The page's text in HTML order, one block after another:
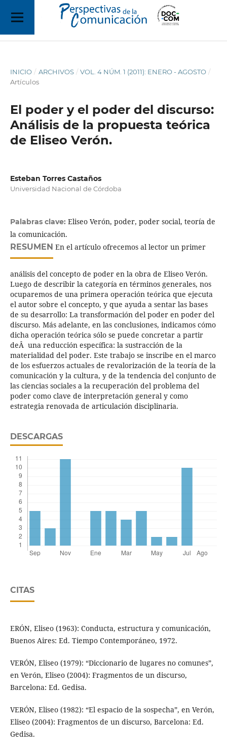
INICIO / ARCHIVOS / VOL. 4 NÚM. 1 (2011): ENERO - AGOSTO /
Artículos
El poder y el poder del discurso:
Análisis de la propuesta teórica
de Eliseo Verón.
Esteban Torres Castaños
Universidad Nacional de Córdoba
Palabras clave: Eliseo Verón, poder, poder social, teoría de
la comunicación.
RESUMEN En el artículo ofrecemos al lector un primer
análisis del concepto de poder en la obra de Eliseo Verón.
Luego de describir la categoría en términos generales, nos
ocuparemos de una primera operación teórica que ejecuta
el autor sobre el concepto, y que ayuda a sentar las bases
de su desarrollo: La transformación del poder en poder del
discurso. Más adelante, en las conclusiones, indicamos cómo
dicha operación teórica sólo se puede concretar a partir
deÂ una reducción específica: la sustracción de la
materialidad del poder. Este trabajo se inscribe en el marco
de los esfuerzos actuales de revalorización de la teoría de la
comunicación y la cultura, y de la tendencia del conjunto de
las ciencias sociales a la recuperación del problema del
poder como clave de interpretación general y como
estrategia renovada de articulación disciplinaria.
DESCARGAS
CITAS
ERÓN, Eliseo (1963): Conducta, estructura y comunicación,
Buenos Aires: Ed. Tiempo Contemporáneo, 1972.
VERÓN, Eliseo (1979): “Diccionario de lugares no comunes”,
en Verón, Eliseo (2004): Fragmentos de un discurso,
Barcelona: Ed. Gedisa.
VERÓN, Eliseo (1982): “El espacio de la sospecha”, en Verón,
Eliseo (2004): Fragmentos de un discurso, Barcelona: Ed.
Gedisa.